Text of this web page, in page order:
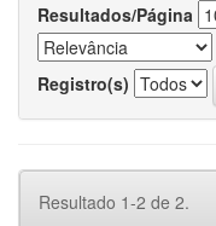
Resultados/Página
Registro(s)
Resultado 1-2 de 2.